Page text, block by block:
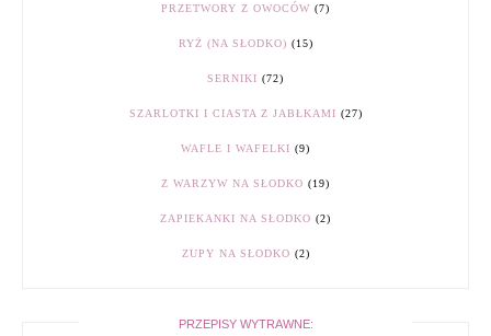
PRZETWORY Z OWOCÓW (7)
RYŻ (NA SŁODKO) (15)
SERNIKI (72)
SZARLOTKI I CIASTA Z JABŁKAMI (27)
WAFLE I WAFELKI (9)
Z WARZYW NA SŁODKO (19)
ZAPIEKANKI NA SŁODKO (2)
ZUPY NA SŁODKO (2)
PRZEPISY WYTRAWNE: